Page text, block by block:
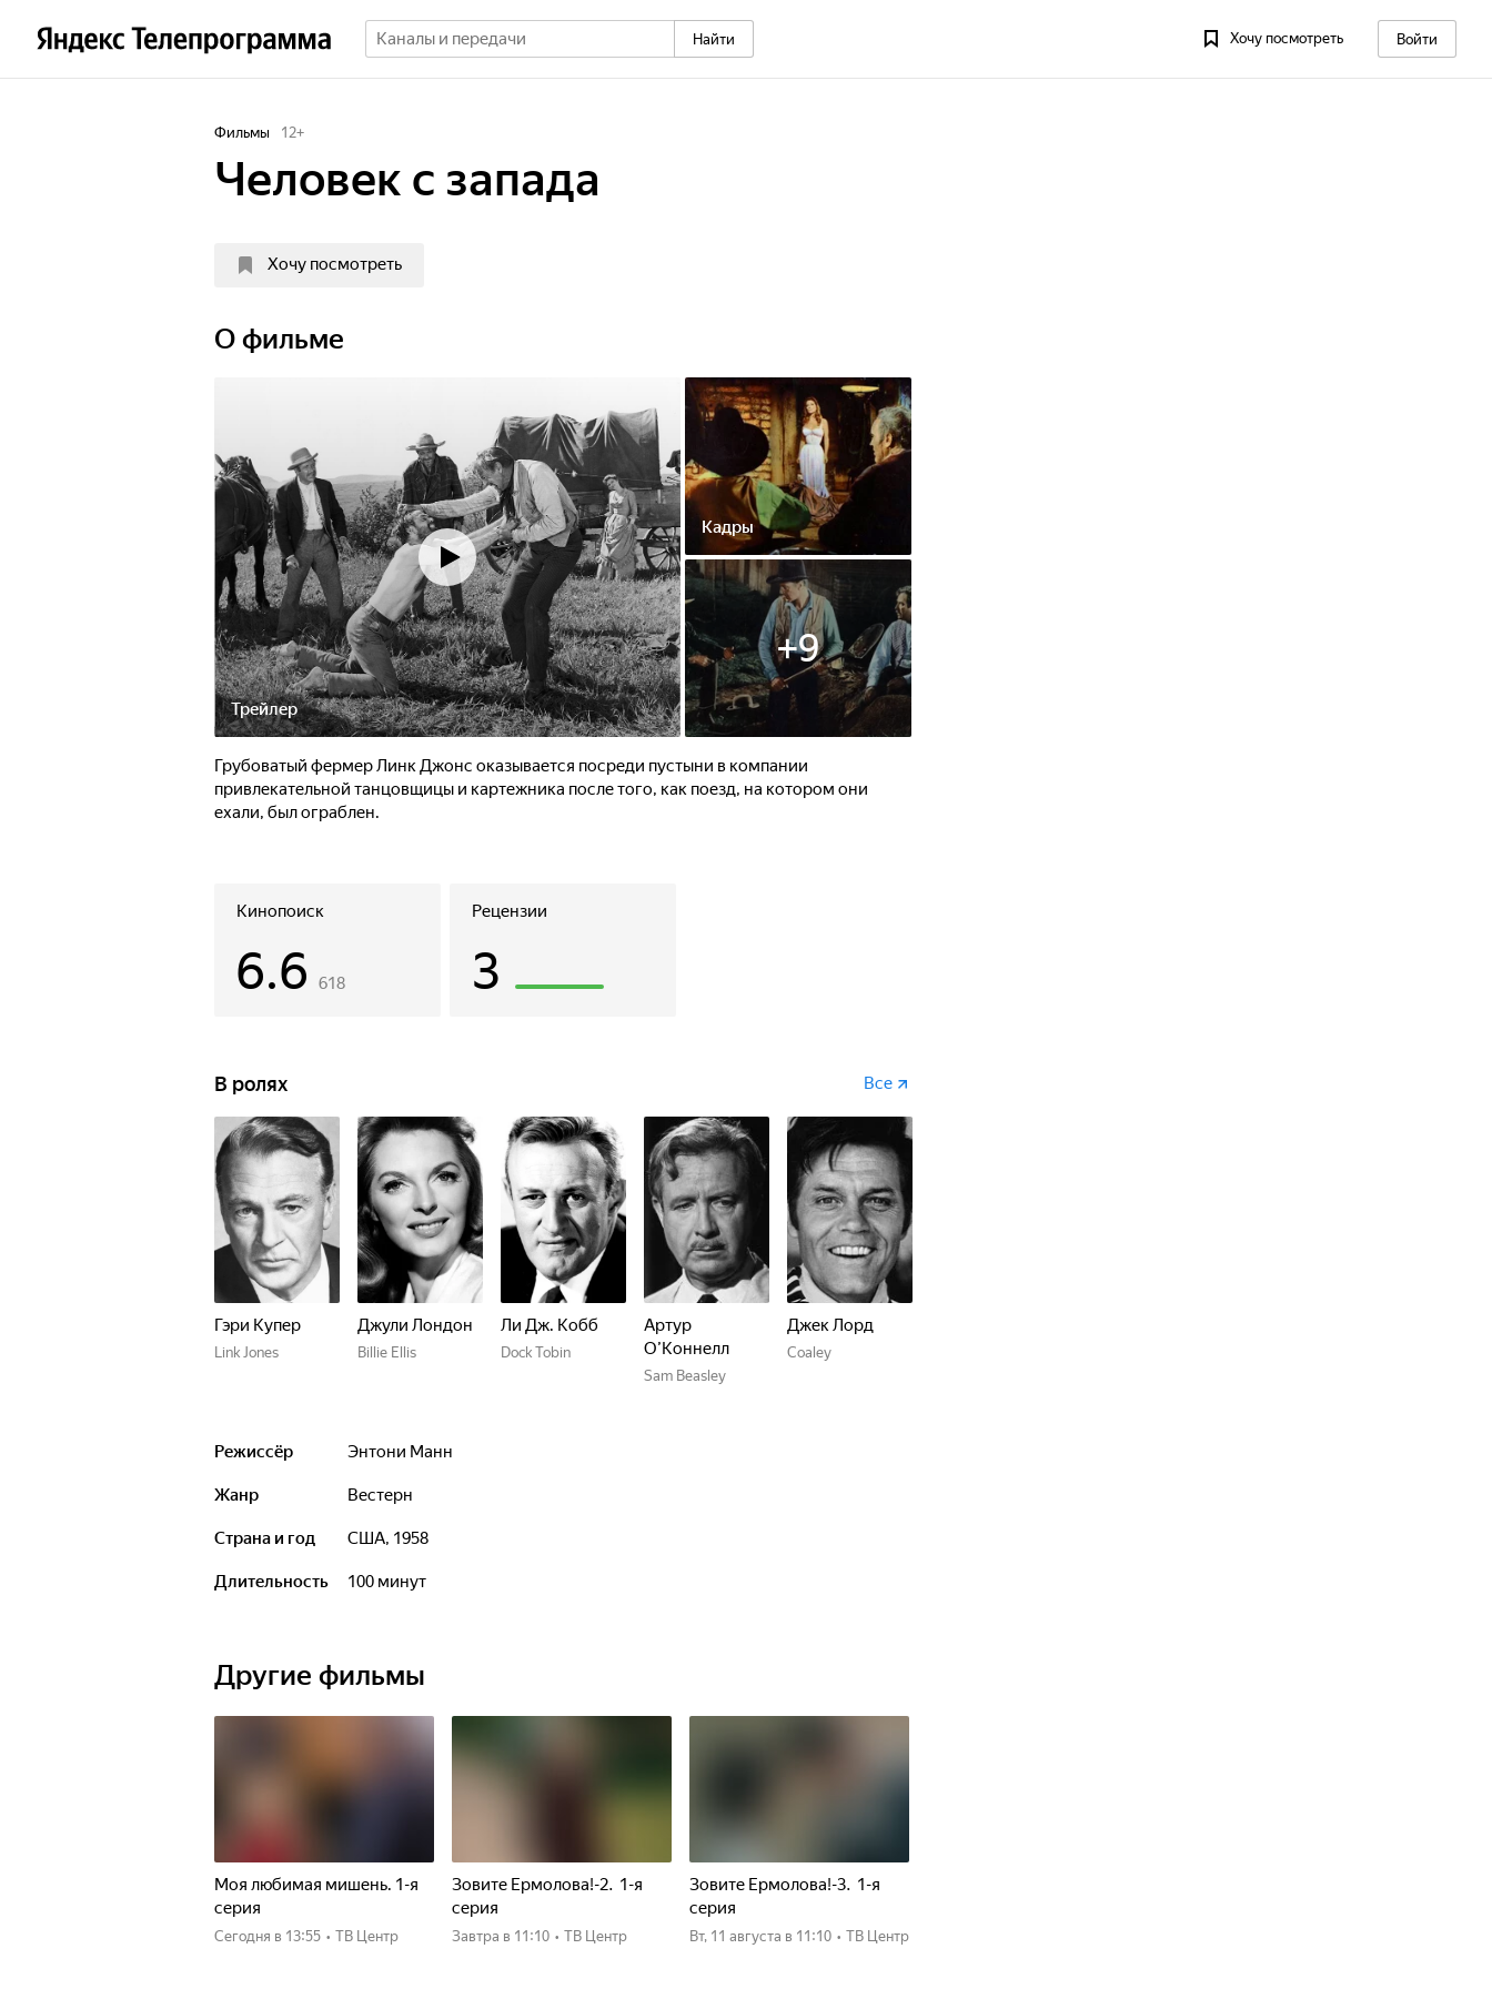
Найти Хочу посмотреть Войти
Фильмы 12+
Человек с запада
Хочу посмотреть
О фильме
Трейлер
Кадры
+9
Грубоватый фермер Линк Джонс оказывается посреди пустыни в компании
привлекательной танцовщицы и картежника после того, как поезд, на котором они
ехали, был ограблен.
Кинопоиск
6.6 618
Рецензии
3
В ролях Все
Гэри Купер
Link Jones
Джули Лондон
Billie Ellis
Ли Дж. Кобб
Dock Tobin
Артур
О’Коннелл
Sam Beasley
Джек Лорд
Coaley
Режиссёр Энтони Манн
Жанр вестерн
Страна и год США, 1958
Длительность 100 минут
Другие фильмы
Моя любимая мишень. 1-я
серия
Сегодня в 13:55 • ТВ Центр
Зовите Ермолова!-2. 1-я
серия
Завтра в 11:10 • ТВ Центр
Зовите Ермолова!-3. 1-я
серия
вт, 11 августа в 11:10 • ТВ Центр